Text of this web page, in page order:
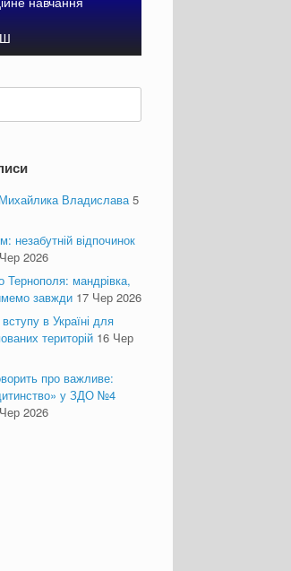
Владислава 5
незабутній відпочинок
2026
Тернополя: мандрівка,
завжди 17 Чер 2026
в Україні для
територій 16 Чер
про важливе:
у ЗДО №4
2026